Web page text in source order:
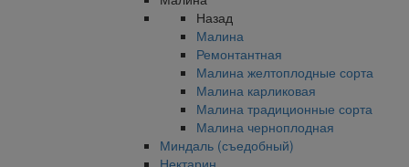
Назад
Малина
Ремонтантная
Малина желтоплодные сорта
Малина карликовая
Малина традиционные сорта
Малина черноплодная
Миндаль (съедобный)
Нектарин